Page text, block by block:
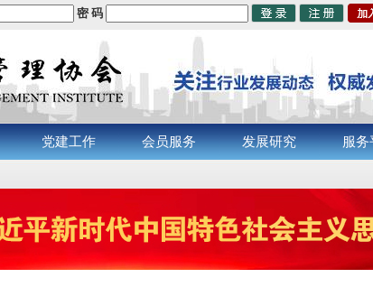
密 码
党建工作 会员服务 发展研究 服务